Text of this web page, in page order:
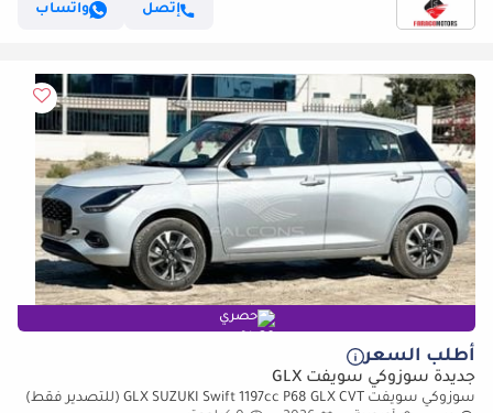
إتصل
واتساب
حصري
أطلب السعر
جديدة سوزوكي سويفت GLX
سوزوكي سويفت GLX SUZUKI Swift 1197cc P68 GLX CVT (للتصدير فقط)